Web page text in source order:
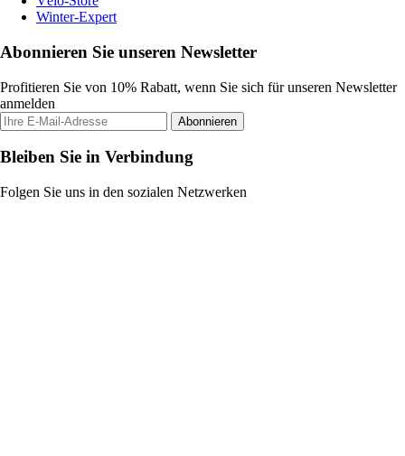
Winter-Expert
Abonnieren Sie unseren Newsletter
Profitieren Sie von 10% Rabatt, wenn Sie sich für unseren Newsletter
anmelden
Abonnieren
Bleiben Sie in Verbindung
Folgen Sie uns in den sozialen Netzwerken